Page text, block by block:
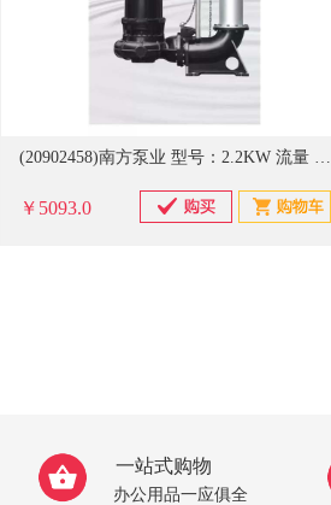
(20902458)南方泵业 型号：2.2KW 流量 40m3/h 转速 330r/min 口径 30mm 频率50HZ 额定电压380V 80WQ40-8-2.2 耦合泵(单位：个)
￥5093.0
一站式购物
办公用品一应俱全